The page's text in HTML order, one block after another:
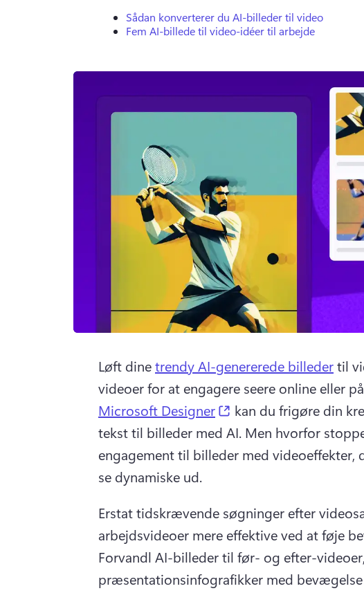
Sådan konverterer du AI-billeder til video
Fem AI-billede til video-idéer til arbejde
Løft dine trendy AI-genererede billeder til
videoer for at engagere seere online eller
Microsoft Designer
(opens in a new tab)
kan du frigøre din
tekst til billeder med AI. Men hvorfor
engagement til billeder med videoeffekter,
se dynamiske ud.
Erstat tidskrævende søgninger efter
Forvandl AI-billeder til før- og efter-videoer,
præsentationsinfografikker med